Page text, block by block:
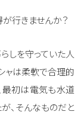
行きませんか？
しを守っていた人
ャは柔軟で合理的
最初は電気も水道
、そんなものだと